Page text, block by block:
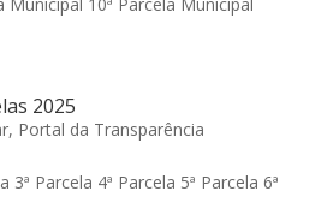
2025
, Portal da Transparência
3ª Parcela 4ª Parcela 5ª Parcela 6ª